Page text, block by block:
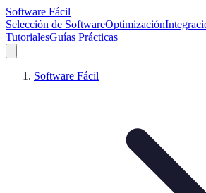
Software Fácil
Selección de SoftwareOptimización
TutorialesGuías Prácticas
Software Fácil